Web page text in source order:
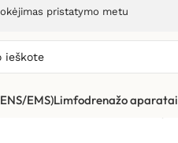
pristatymo metu
EMS)Limfodrenažo aparatai
EMS)